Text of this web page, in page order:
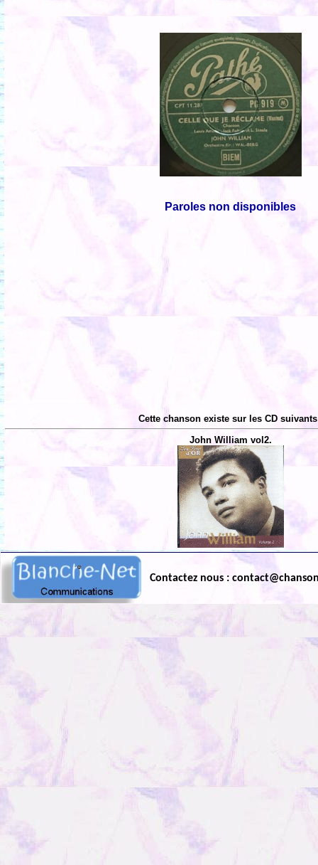
Paroles non disponibles
Cette chanson existe sur les CD
John William vol2.
Contactez nous :